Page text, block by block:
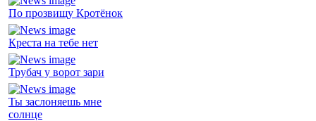
По прозвищу Кротёнок
Креста на тебе нет
Трубач у ворот зари
Ты заслоняешь мне
солнце